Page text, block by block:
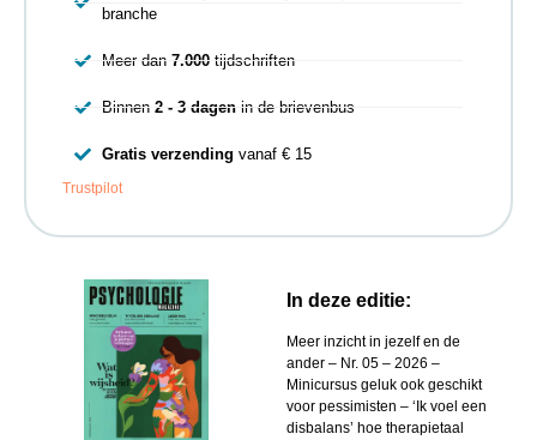
In deze editie:
Meer inzicht in jezelf en de
ander – Nr. 05 – 2026 –
Minicursus geluk ook geschikt
voor pessimisten – ‘Ik voel een
disbalans’ hoe therapietaal
branche
Meer dan 7.000tijdschriften
Binnen 2 - 3 dagenin de brievenbus
Gratis verzending vanaf € 15
Trustpilot